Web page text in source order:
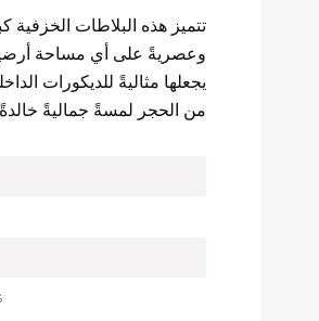
تتميز هذه البلاطات الخزفية
وعصريةً على أي مساحة أرضية.
يجعلها مثاليةً للديكورات
من الحجر لمسةً جماليةً